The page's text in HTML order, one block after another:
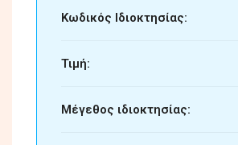
Κωδικός Ιδιοκτησίας:
Τιμή:
Μέγεθος ιδιοκτησίας: